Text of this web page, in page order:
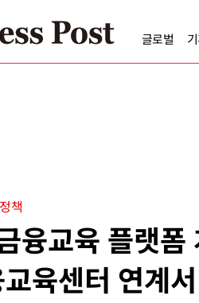
글로벌
책
융교육 플랫폼
육센터 연계